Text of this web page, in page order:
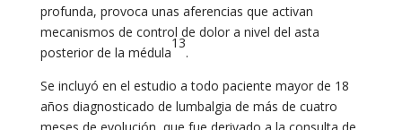
profunda, provoca unas aferencias que activan
mecanismos de control de dolor a nivel del asta
posterior de la médula
13
.
Se incluyó en el estudio a todo paciente mayor de 18
años diagnosticado de lumbalgia de más de cuatro